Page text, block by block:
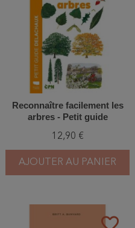
Reconnaître facilement les
arbres - Petit guide
12,90 €
AJOUTER AU PANIER